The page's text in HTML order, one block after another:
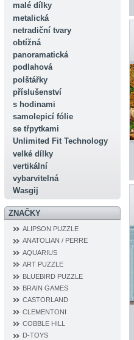
malé dílky
metalická
netradiční tvary
obtížná
panoramatická
podlahová
polštářky
příslušenství
s hodinami
samolepicí fólie
se třpytkami
Unlimited Fit Technology
velké dílky
vertikální
vybarvitelná
Wasgij
ZNAČKY
ALIPSON PUZZLE
ANATOLIAN / PERRE
AQUARIUS
ART PUZZLE
BLUEBIRD PUZZLE
BRAIN GAMES
CASTORLAND
CLEMENTONI
COBBLE HILL
D‐TOYS